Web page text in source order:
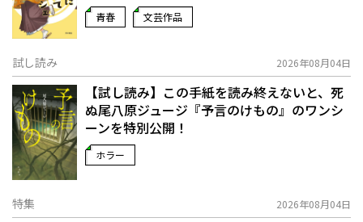
青春 文芸作品
試し読み 2026年08月04日
【試し読み】この手紙を読み終えないと、死
ぬ――尾八原ジュージ『予言のけもの』のワンシ
ーンを特別公開！
ホラー
特集 2026年08月04日